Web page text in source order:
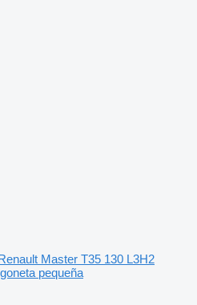
Master T35 130 L3H2
pequeña